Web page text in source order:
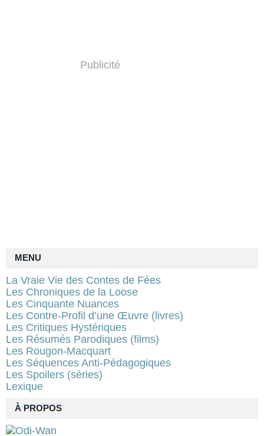
À PROPOS
Publicité
MENU
La Vraie Vie des Contes de Fées
Les Chroniques de la Loose
Les Cinquante Nuances
Les Contre-Profil d’une Œuvre (livres)
Les Critiques Hystériques
Les Résumés Parodiques (films)
Les Rougon-Macquart
Les Séquences Anti-Pédagogiques
Les Spoilers (séries)
Lexique